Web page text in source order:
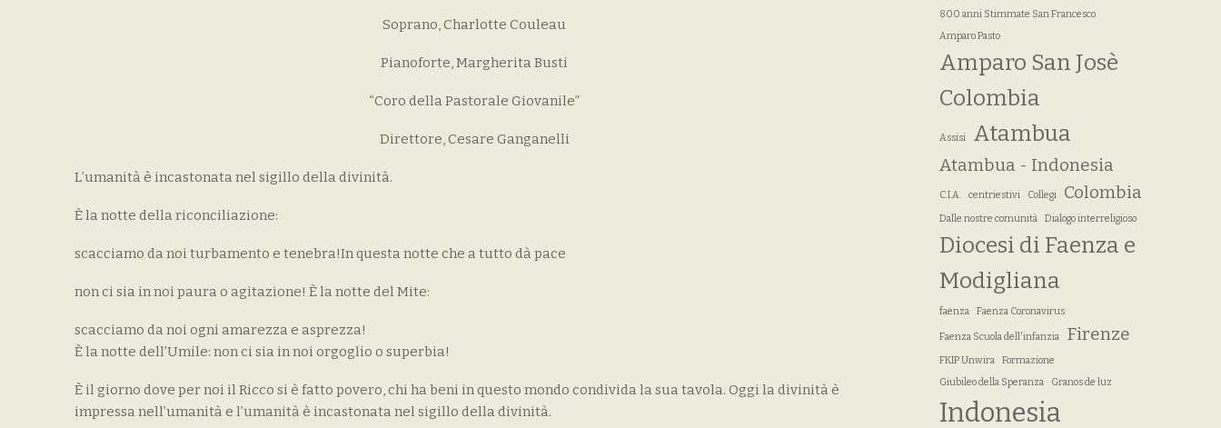
Soprano, Charlotte Couleau
Pianoforte, Margherita Busti
“Coro della Pastorale Giovanile”
Direttore, Cesare Ganganelli
L’umanità è incastonata nel sigillo della divinità.
È la notte della riconciliazione:
scacciamo da noi turbamento e tenebra!In questa notte che a tutto dà pace
non ci sia in noi paura o agitazione! È la notte del Mite:
scacciamo da noi ogni amarezza e asprezza!
È la notte dell’Umile: non ci sia in noi orgoglio o superbia!
È il giorno dove per noi il Ricco si è fatto povero, chi ha beni in questo mondo condivida la sua tavola. Oggi la divinità è
impressa nell’umanità e l’umanità è incastonata nel sigillo della divinità.
800 anni Stimmate San Francesco
Amparo Pasto
Amparo San Josè
Colombia
Assisi Atambua
Atambua - Indonesia
C.I.A. centriestivi Collegi Colombia
Dalle nostre comunità Dialogo interreligioso
Diocesi di Faenza e
Modigliana
faenza Faenza Coronavirus
Faenza Scuola dell'infanzia Firenze
FKIP Unwira
Formazione
Giubileo della Speranza
Granos de luz
Indonesia